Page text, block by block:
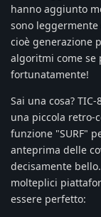
hanno aggiunto
sono
cioè generazione
algoritmi come se
fortunatamente!
Sai una cosa?
una piccola retro-
funzione "SURF"
anteprima delle
decisamente
molteplici
essere perfetto: